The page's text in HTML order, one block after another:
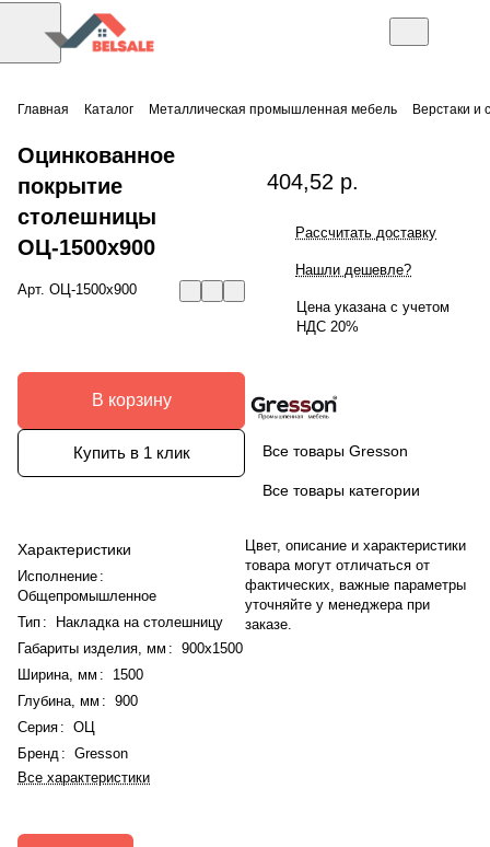
Главная Каталог Металлическая промышленная мебель Верстаки и
Оцинкованное
покрытие
столешницы
ОЦ-1500х900
Арт. ОЦ-1500х900
В корзину
Купить в 1 клик
Характеристики
Исполнение :
Общепромышленное
Тип :
Накладка на столешницу
Габариты изделия, мм : 900x1500
Ширина, мм :
1500
Глубина, мм : 900
Серия : ОЦ
Бренд : Gresson
Все характеристики
404,52 р.
Рассчитать доставку
Нашли дешевле?
Цена указана с учетом
НДС 20%
Все товары Gresson
Все товары категории
Цвет, описание и характеристики
товара могут отличаться от
фактических, важные параметры
уточняйте у менеджера при
заказе.